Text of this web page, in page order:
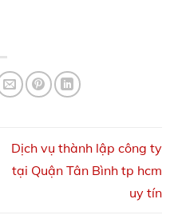
Dịch vụ thành lập công ty
tại Quận Tân Bình tp hcm
uy tín